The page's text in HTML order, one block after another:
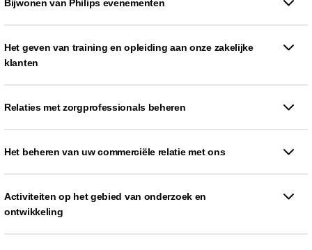
Bijwonen van Philips evenementen
Het geven van training en opleiding aan onze zakelijke
klanten
Relaties met zorgprofessionals beheren
Het beheren van uw commerciële relatie met ons
Activiteiten op het gebied van onderzoek en
ontwikkeling